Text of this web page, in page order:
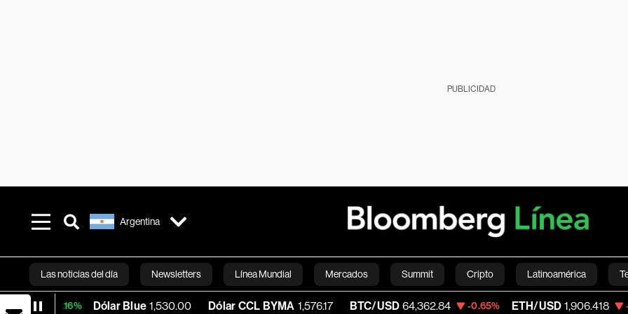
PUBLICIDAD
Argentina
Las noticias del día Newsletters Línea Mundial Mercados Summit Cripto Latinoamérica
Bloomberg Green Economía Estilo de vida Mundo Videos
Dólar Blue 1,530.00 Dólar CCL BYMA 1,576.17 BTC/USD 64,362.84 -0.65% ETH/USD 1,906.418 -0.49%